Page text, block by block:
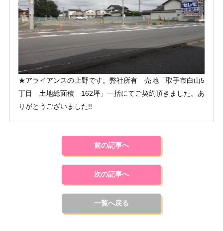
★アライアンスの上野です。弊社所有 売地「取手市白山5
丁目 土地総面積 162坪」一括にてご契約頂きました。あ
りがとうございました!!
前の記事へ
次の記事へ
一覧へ戻る